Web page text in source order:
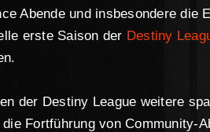
Abende und insbesondere die
erste Saison der Destiny
der Destiny League weitere
Fortführung von Community-